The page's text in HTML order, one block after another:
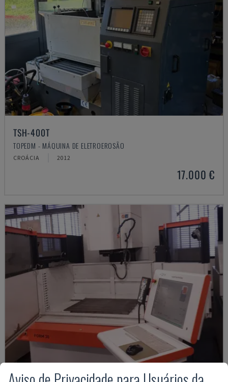
TSH-400T
TOPEDM - MÁQUINA DE ELETROEROSÃO
CROÁCIA 2012
17.000 €